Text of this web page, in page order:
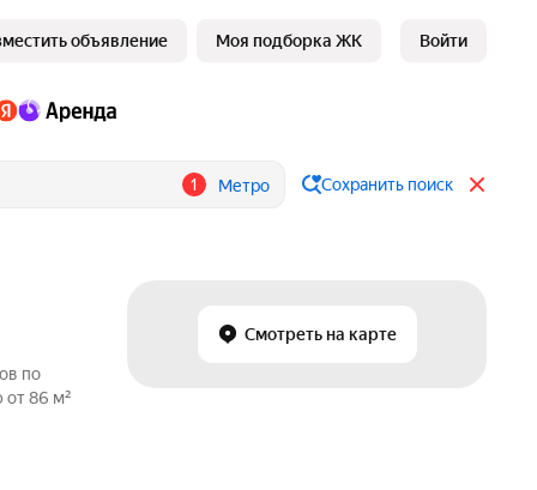
объявление Моя подборка ЖК Войти
1 Метро Сохранить поиск
Смотреть на карте
по
86 м²